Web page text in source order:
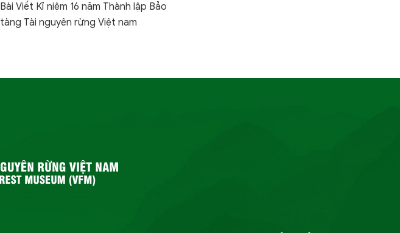
Bài Viết Kỉ niệm 16 năm Thành lập Bảo
tàng Tài nguyên rừng Việt nam